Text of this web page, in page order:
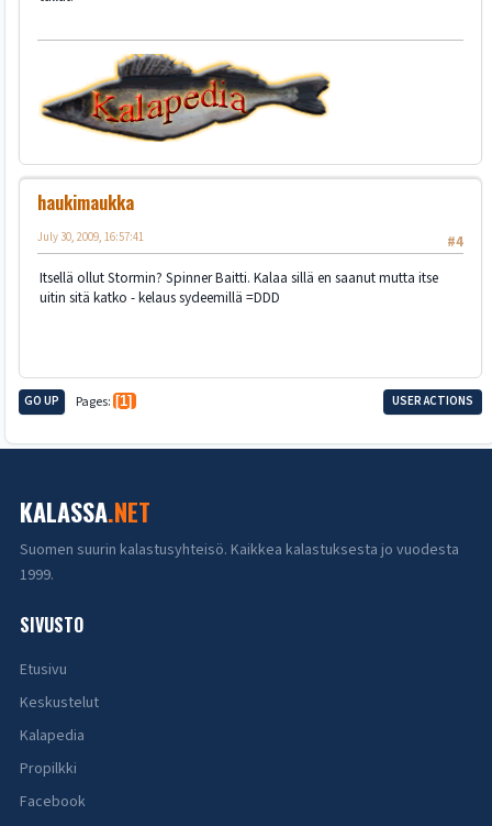
haukimaukka
#4
July 30, 2009, 16:57:41
Itsellä ollut Stormin? Spinner Baitti. Kalaa sillä en saanut mutta itse
uitin sitä katko - kelaus sydeemillä =DDD
GO UP Pages 1 USER ACTIONS
KALASSA.NET
Suomen suurin kalastusyhteisö. Kaikkea kalastuksesta jo vuodesta
1999.
SIVUSTO
Etusivu
Keskustelut
Kalapedia
Propilkki
Facebook